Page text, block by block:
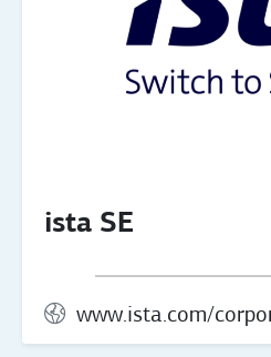
ista SE
www.ista.com/